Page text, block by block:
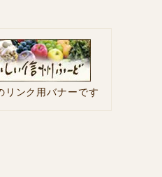
リンク用バナーです